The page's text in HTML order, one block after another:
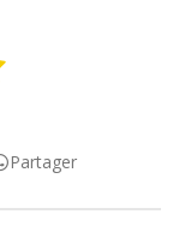
y
r
Partager